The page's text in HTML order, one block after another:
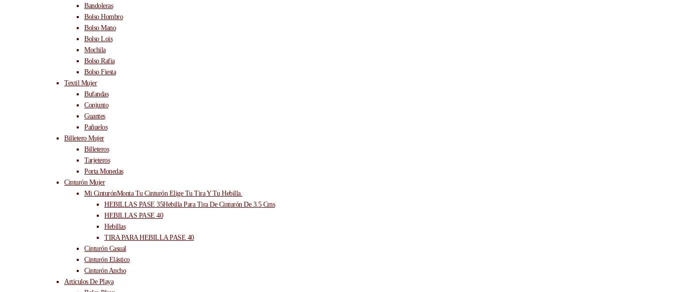
Bandoleras
Bolso Hombro
Bolso Mano
Bolso Lois
Mochila
Bolso Rafia
Bolso Fiesta
Textil Mujer
Bufandas
Conjunto
Guantes
Pañuelos
Billetero Mujer
Billeteros
Tarjeteros
Porta Monedas
Cinturón Mujer
Mi CinturónMonta Tu Cinturón Elige Tu Tira Y Tu Hebilla.
HEBILLAS PASE 35Hebilla Para Tira De Cinturón De 3.5 Cms
HEBILLAS PASE 40
Hebillas
TIRA PARA HEBILLA PASE 40
Cinturón Casual
Cinturón Elástico
Cinturón Ancho
Articulos De Playa